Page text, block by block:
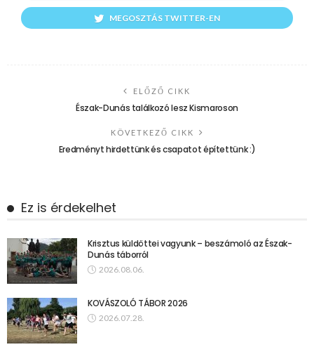
MEGOSZTÁS TWITTER-EN
ELŐZŐ CIKK
Észak-Dunás találkozó lesz Kismaroson
KÖVETKEZŐ CIKK
Eredményt hirdettünk és csapatot építettünk :)
Ez is érdekelhet
Krisztus küldöttei vagyunk – beszámoló az Észak-
Dunás táborról
2026.08.06.
KOVÁSZOLÓ TÁBOR 2026
2026.07.28.